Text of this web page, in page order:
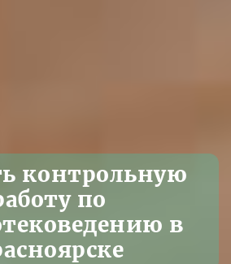
контрольную
по
в